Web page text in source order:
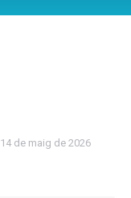
14 de maig de 2026